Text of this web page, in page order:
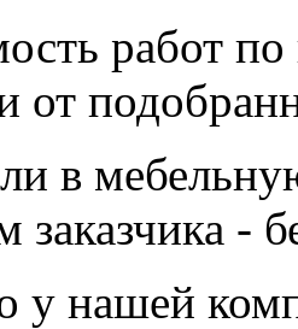
работ
от
в
заказчика -
у нашей